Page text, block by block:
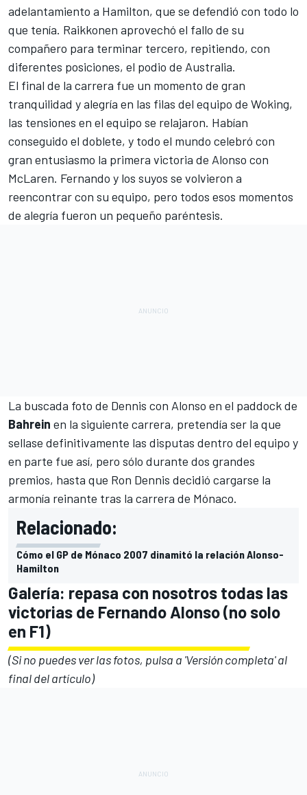
adelantamiento a Hamilton, que se defendió con todo lo
que tenía. Raikkonen aprovechó el fallo de su
compañero para terminar tercero, repitiendo, con
diferentes posiciones, el podio de Australia.
El final de la carrera fue un momento de gran
tranquilidad y alegría en las filas del equipo de Woking,
las tensiones en el equipo se relajaron. Habían
conseguido el doblete, y todo el mundo celebró con
gran entusiasmo la primera victoria de Alonso con
McLaren. Fernando y los suyos se volvieron a
reencontrar con su equipo, pero todos esos momentos
de alegría fueron un pequeño paréntesis.
La buscada foto de Dennis con Alonso en el paddock de
Bahrein en la siguiente carrera, pretendía ser la que
sellase definitivamente las disputas dentro del equipo y
en parte fue así, pero sólo durante dos grandes
premios, hasta que Ron Dennis decidió cargarse la
armonía reinante tras la carrera de Mónaco.
Relacionado:
Cómo el GP de Mónaco 2007 dinamitó la relación Alonso-
Hamilton
Galería: repasa con nosotros todas las
victorias de Fernando Alonso (no solo
en F1)
(Si no puedes ver las fotos, pulsa a 'Versión completa' al
final del artículo)